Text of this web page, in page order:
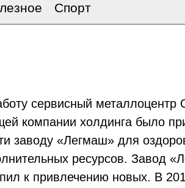
Спорт
сервисный
компании холдинга было
заводу «Легмаш» для
ресурсов. Завод
к привлечению новых. В